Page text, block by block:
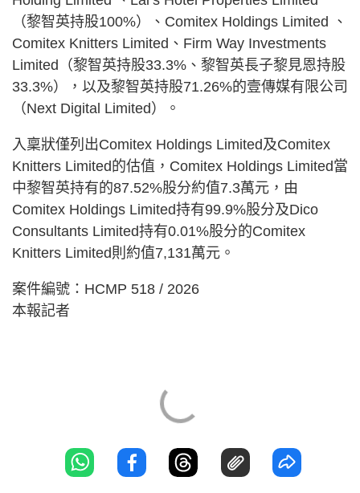
（黎智英持股100%）、Comitex Holdings Limited 、
Comitex Knitters Limited、Firm Way Investments
Limited（黎智英持股33.3%、黎智英長子黎見恩持股
33.3%），以及黎智英持股71.26%的壹傳媒有限公司
（Next Digital Limited）。
入稟狀僅列出Comitex Holdings Limited及Comitex
Knitters Limited的估值，Comitex Holdings Limited當
中黎智英持有的87.52%股分約值7.3萬元，由
Comitex Holdings Limited持有99.9%股分及Dico
Consultants Limited持有0.01%股分的Comitex
Knitters Limited則約值7,131萬元。
案件編號：HCMP 518 / 2026
本報記者